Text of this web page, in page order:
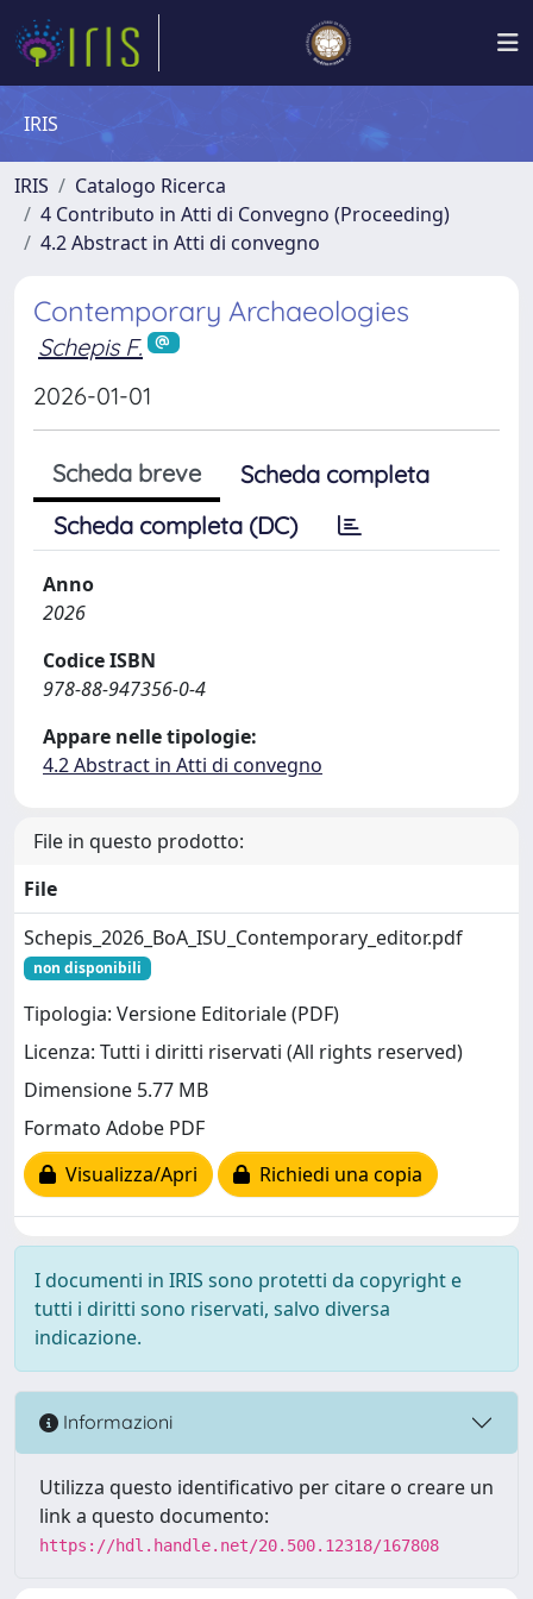
IRIS
IRIS
Catalogo Ricerca
4 Contributo in Atti di Convegno (Proceeding)
4.2 Abstract in Atti di convegno
Contemporary Archaeologies
Schepis F.
2026-01-01
Scheda breve
Scheda completa
Scheda completa (DC)
Anno
2026
Codice ISBN
978-88-947356-0-4
Appare nelle tipologie:
4.2 Abstract in Atti di convegno
File in questo prodotto:
File
Schepis_2026_BoA_ISU_Contemporary_editor.pdf
non disponibili
Tipologia: Versione Editoriale (PDF)
Licenza: Tutti i diritti riservati (All rights reserved)
Dimensione 5.77 MB
Formato Adobe PDF
Visualizza/Apri
Richiedi una copia
I documenti in IRIS sono protetti da copyright e
tutti i diritti sono riservati, salvo diversa
indicazione.
Informazioni
Utilizza questo identificativo per citare o creare un
link a questo documento:
https://hdl.handle.net/20.500.12318/167808